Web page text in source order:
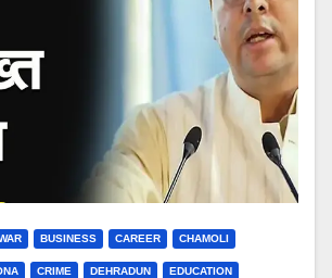
BUSINESS CAREER CHAMOLI
CRIME DEHRADUN EDUCATION